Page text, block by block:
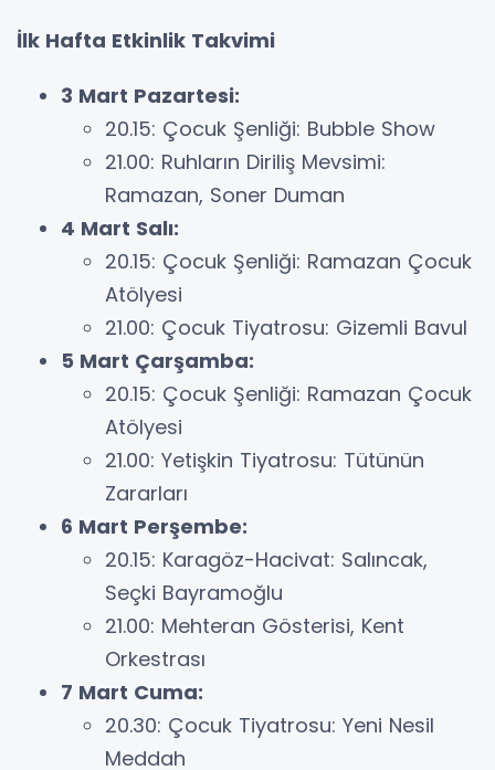
İlk Hafta Etkinlik Takvimi
3 Mart Pazartesi:
20.15: Çocuk Şenliği: Bubble Show
21.00: Ruhların Diriliş Mevsimi:
Ramazan, Soner Duman
4 Mart Salı:
20.15: Çocuk Şenliği: Ramazan Çocuk
Atölyesi
21.00: Çocuk Tiyatrosu: Gizemli Bavul
5 Mart Çarşamba:
20.15: Çocuk Şenliği: Ramazan Çocuk
Atölyesi
21.00: Yetişkin Tiyatrosu: Tütünün
Zararları
6 Mart Perşembe:
20.15: Karagöz-Hacivat: Salıncak,
Seçki Bayramoğlu
21.00: Mehteran Gösterisi, Kent
Orkestrası
7 Mart Cuma:
20.30: Çocuk Tiyatrosu: Yeni Nesil
Meddah